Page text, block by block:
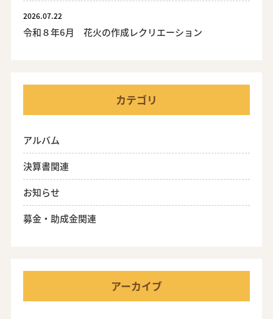
2026.07.22
令和８年6月 花火の作成レクリエーション
カテゴリ
アルバム
決算書関連
お知らせ
募金・助成金関連
アーカイブ